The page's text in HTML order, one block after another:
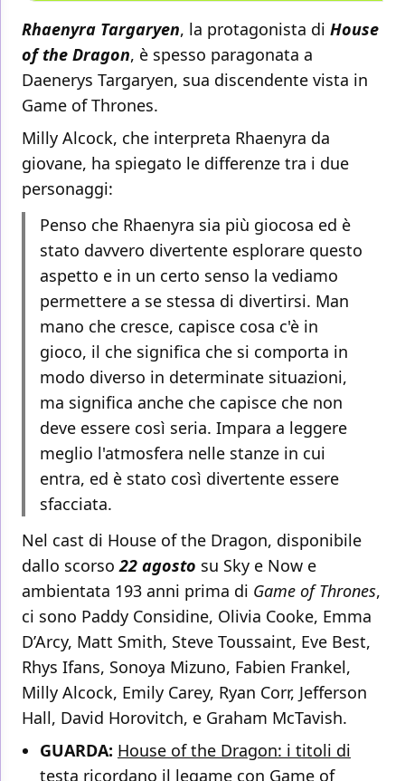
Rhaenyra Targaryen, la protagonista di House
of the Dragon, è spesso paragonata a
Daenerys Targaryen, sua discendente vista in
Game of Thrones.
Milly Alcock, che interpreta Rhaenyra da
giovane, ha spiegato le differenze tra i due
personaggi:
Penso che Rhaenyra sia più giocosa ed è
stato davvero divertente esplorare questo
aspetto e in un certo senso la vediamo
permettere a se stessa di divertirsi. Man
mano che cresce, capisce cosa c'è in
gioco, il che significa che si comporta in
modo diverso in determinate situazioni,
ma significa anche che capisce che non
deve essere così seria. Impara a leggere
meglio l'atmosfera nelle stanze in cui
entra, ed è stato così divertente essere
sfacciata.
Nel cast di House of the Dragon, disponibile
dallo scorso22 agosto su Sky e Now e
ambientata 193 anni prima di Game of Thrones,
ci sono Paddy Considine, Olivia Cooke, Emma
D’Arcy, Matt Smith, Steve Toussaint, Eve Best,
Rhys Ifans, Sonoya Mizuno, Fabien Frankel,
Milly Alcock, Emily Carey, Ryan Corr, Jefferson
Hall, David Horovitch, e Graham McTavish.
GUARDA: House of the Dragon: i titoli di
testa ricordano il legame con Game of